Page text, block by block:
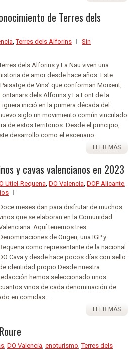
de Terres dels
,Terres dels Alforins
Sin
dels Alforins y La Nau viven una
historia de amor desde hace años. Este
de Vins’ que conforman Moixent,
dels Alforins y La Font de la
inició en la primera década del
siglo un movimiento común vinculado
de estos territorios. Desde el principio,
desarrollo como el escenario...
LEER MÁS
y cavas valencianos en 2023
Utiel-Requena, DO Valencia, DOP Alicante,
meses dan para disfrutar de muchos
que se elaboran en la Comunidad
Aquí tenemos tres
de Origen, una IGP y
como representante de la nacional
Cava y desde hace pocos días con sello
identidad propio.Desde nuestra
hemos seleccionado unos
vinos de cada denominación de
en comidas...
LEER MÁS
, DO Valencia, enoturismo,Terres dels